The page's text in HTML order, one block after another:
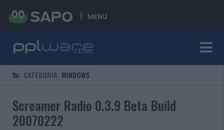
MENU
CATEGORIA: WINDOWS
Screamer Radio 0.3.9 Beta Build
20070222